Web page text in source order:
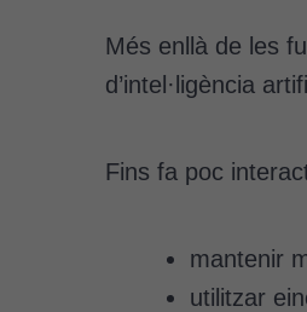
Més enllà de les
d’intel·ligència
Fins fa poc
mantenir
utilitzar